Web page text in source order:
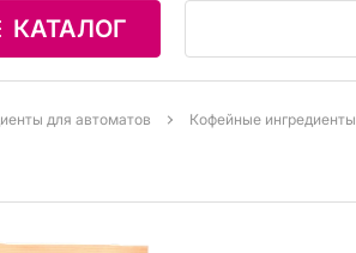
КАТАЛОГ
для автоматов Кофейные ингредиенты